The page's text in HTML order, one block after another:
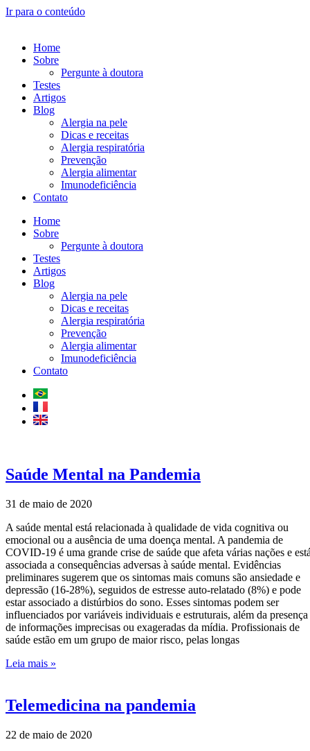
Ir para o conteúdo
Home
Sobre
Pergunte à doutora
Testes
Artigos
Blog
Alergia na pele
Dicas e receitas
Alergia respiratória
Prevenção
Alergia alimentar
Imunodeficiência
Contato
Home
Sobre
Pergunte à doutora
Testes
Artigos
Blog
Alergia na pele
Dicas e receitas
Alergia respiratória
Prevenção
Alergia alimentar
Imunodeficiência
Contato
Saúde Mental na Pandemia
31 de maio de 2020
A saúde mental está relacionada à qualidade de vida cognitiva ou
emocional ou a ausência de uma doença mental. A pandemia de
COVID-19 é uma grande crise de saúde que afeta várias nações e
associada a consequências adversas à saúde mental. Evidências
preliminares sugerem que os sintomas mais comuns são ansiedade e
depressão (16-28%), seguidos de estresse auto-relatado (8%) e pode
estar associado a distúrbios do sono. Esses sintomas podem ser
influenciados por variáveis individuais e estruturais, além da presença
de informações imprecisas ou exageradas da mídia. Profissionais de
saúde estão em um grupo de maior risco, pelas longas
Leia mais »
Telemedicina na pandemia
22 de maio de 2020